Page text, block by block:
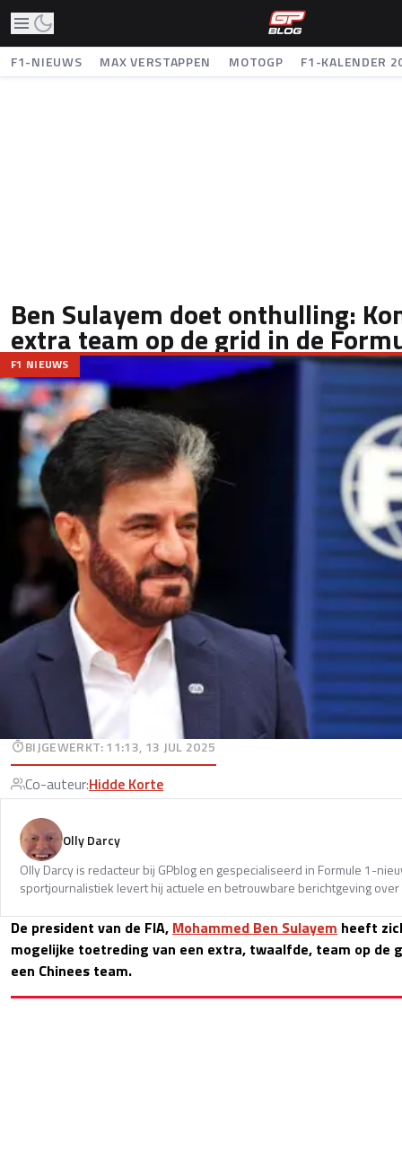
F1-NIEUWS MAX VERSTAPPEN MOTOGP F1-KALENDER
Ben Sulayem doet onthulling:
extra team op de grid in de
F1 NIEUWS
BIJGEWERKT:11:13, 13 JUL 2025
Co-auteur:Hidde Korte
Olly Darcy
Olly Darcy is redacteur bij GPblog en gespecialiseerd in Formule 1-
sportjournalistiek levert hij actuele en betrouwbare berichtgeving
De president van de FIA, Mohammed Ben Sulayem heeft
mogelijke toetreding van een extra, twaalfde, team op de
een Chinees team.